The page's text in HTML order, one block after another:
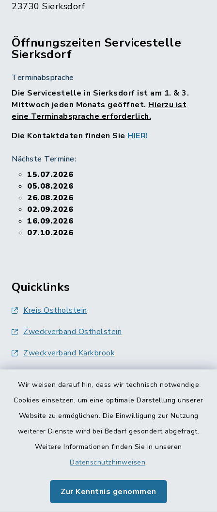
Wir weisen darauf hin, dass wir technisch notwendige
Cookies einsetzen, um eine optimale Darstellung unserer
Website zu ermöglichen. Die Einwilligung zur Nutzung
weiterer Dienste wird bei Bedarf gesondert abgefragt.
Weitere Informationen finden Sie in unseren
Datenschutzhinweisen.
Zur Kenntnis genommen
23730 Sierksdorf
Öffnungszeiten Servicestelle
Sierksdorf
Terminabsprache
Die Servicestelle in Sierksdorf ist am 1. & 3.
Mittwoch jeden Monats geöffnet. Hierzu ist
eine Terminabsprache erforderlich.
Die Kontaktdaten finden Sie HIER!
Nächste Termine:
15.07.2026
05.08.2026
26.08.2026
02.09.2026
16.09.2026
07.10.2026
Quicklinks
Kreis Ostholstein
Zweckverband Ostholstein
Zweckverband Karkbrook
Barrierefreiheit
Impressum